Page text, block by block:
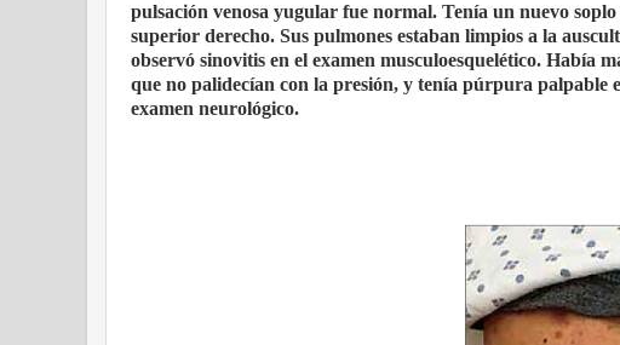
pulsación venosa yugular fue normal. Tenía un nuevo
superior derecho. Sus pulmones estaban limpios a la
observó sinovitis en el examen musculoesquelético. Había
que no palidecían con la presión, y tenía púrpura palpable
examen neurológico.